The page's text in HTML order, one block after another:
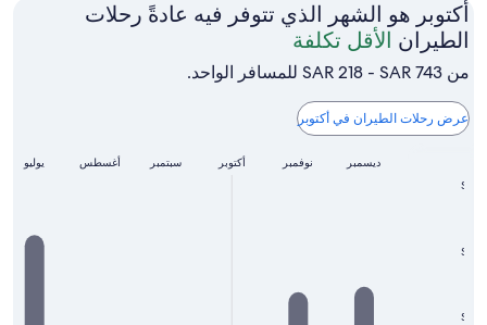
أكتوبر هو الشهر الذي تتوفر فيه عادةً رحلات
الطيران الأقل تكلفة
هو
الشهر
فيه
تكلفة
من SAR 218 - SAR 743 للمسافر الواحد.
عرض رحلات الطيران في أكتوبر
SAR
SAR
SAR
يوليو أغسطس سبتمبر أكتوبر نوفمبر ديسمبر